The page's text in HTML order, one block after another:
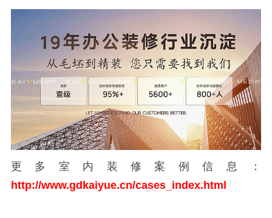
更多室内装修案例信息：
http://www.gdkaiyue.cn/cases_index.html